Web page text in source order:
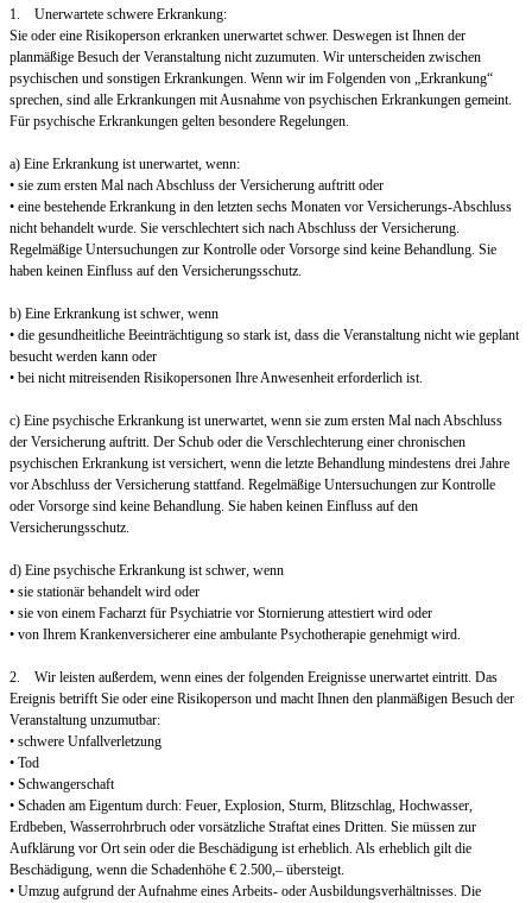
1. Unerwartete schwere Erkrankung:
Sie oder eine Risikoperson erkranken unerwartet schwer. Deswegen ist Ihnen der
planmäßige Besuch der Veranstaltung nicht zuzumuten. Wir unterscheiden zwischen
psychischen und sonstigen Erkrankungen. Wenn wir im Folgenden von „Erkrankung“
sprechen, sind alle Erkrankungen mit Ausnahme von psychischen Erkrankungen gemeint.
Für psychische Erkrankungen gelten besondere Regelungen.
a) Eine Erkrankung ist unerwartet, wenn:
• sie zum ersten Mal nach Abschluss der Versicherung auftritt oder
• eine bestehende Erkrankung in den letzten sechs Monaten vor Versicherungs-Abschluss
nicht behandelt wurde. Sie verschlechtert sich nach Abschluss der Versicherung.
Regelmäßige Untersuchungen zur Kontrolle oder Vorsorge sind keine Behandlung. Sie
haben keinen Einfluss auf den Versicherungsschutz.
b) Eine Erkrankung ist schwer, wenn
• die gesundheitliche Beeinträchtigung so stark ist, dass die Veranstaltung nicht wie geplant
besucht werden kann oder
• bei nicht mitreisenden Risikopersonen Ihre Anwesenheit erforderlich ist.
c) Eine psychische Erkrankung ist unerwartet, wenn sie zum ersten Mal nach Abschluss
der Versicherung auftritt. Der Schub oder die Verschlechterung einer chronischen
psychischen Erkrankung ist versichert, wenn die letzte Behandlung mindestens drei Jahre
vor Abschluss der Versicherung stattfand. Regelmäßige Untersuchungen zur Kontrolle
oder Vorsorge sind keine Behandlung. Sie haben keinen Einfluss auf den
Versicherungsschutz.
d) Eine psychische Erkrankung ist schwer, wenn
• sie stationär behandelt wird oder
• sie von einem Facharzt für Psychiatrie vor Stornierung attestiert wird oder
• von Ihrem Krankenversicherer eine ambulante Psychotherapie genehmigt wird.
2. Wir leisten außerdem, wenn eines der folgenden Ereignisse unerwartet eintritt. Das
Ereignis betrifft Sie oder eine Risikoperson und macht Ihnen den planmäßigen Besuch der
Veranstaltung unzumutbar:
• schwere Unfallverletzung
• Tod
• Schwangerschaft
• Schaden am Eigentum durch: Feuer, Explosion, Sturm, Blitzschlag, Hochwasser,
Erdbeben, Wasserrohrbruch oder vorsätzliche Straftat eines Dritten. Sie müssen zur
Aufklärung vor Ort sein oder die Beschädigung ist erheblich. Als erheblich gilt die
Beschädigung, wenn die Schadenhöhe € 2.500,– übersteigt.
• Umzug aufgrund der Aufnahme eines Arbeits- oder Ausbildungsverhältnisses. Die